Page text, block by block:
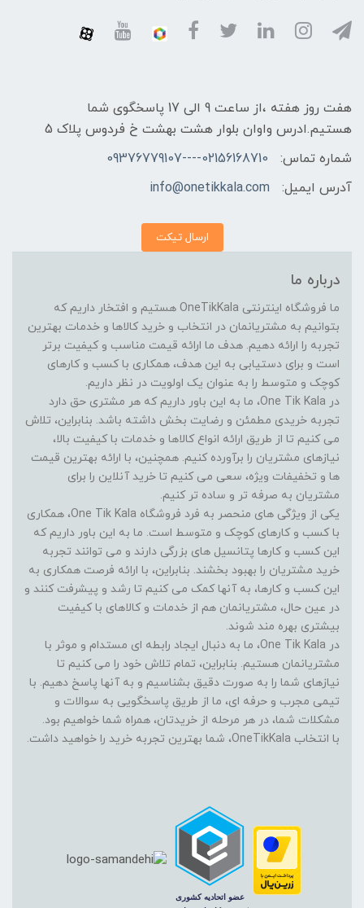
هفت روز هفته ،از ساعت 9 الی 17 پاسخگوی شما
هستیم.ادرس واوان بلوار هشت بهشت خ فردوس پلاک 5
شماره تماس:
02156168710----09376779107
آدرس ایمیل:
info@onetikkala.com
ارسال تیکت
درباره ما
ما فروشگاه اینترنتی OneTikKala هستیم و افتخار داریم که
بتوانیم به مشتریانمان در انتخاب و خرید کالاها و خدمات بهترین
تجربه را ارائه دهیم. هدف ما ارائه قیمت مناسب و کیفیت برتر
است و برای دستیابی به این هدف، همکاری با کسب و کارهای
کوچک و متوسط را به عنوان یک اولویت در نظر داریم.
در One Tik Kala، ما به این باور داریم که هر مشتری حق دارد
تجربه خریدی مطمئن و رضایت بخش داشته باشد. بنابراین، تلاش
می کنیم تا از طریق ارائه انواع کالاها و خدمات با کیفیت بالا،
نیازهای مشتریان را برآورده کنیم. همچنین، با ارائه بهترین قیمت
ها و تخفیفات ویژه، سعی می کنیم تا خرید آنلاین را برای
مشتریان به صرفه تر و ساده تر کنیم.
یکی از ویژگی های منحصر به فرد فروشگاه One Tik Kala، همکاری
با کسب و کارهای کوچک و متوسط است. ما به این باور داریم که
این کسب و کارها پتانسیل های بزرگی دارند و می توانند تجربه
خرید مشتریان را بهبود بخشند. بنابراین، با ارائه فرصت همکاری به
این کسب و کارها، به آنها کمک می کنیم تا رشد و پیشرفت کنند و
در عین حال، مشتریانمان هم از خدمات و کالاهای با کیفیت
بیشتری بهره مند شوند.
در One Tik Kala، ما به دنبال ایجاد رابطه ای مستدام و موثر با
مشتریانمان هستیم. بنابراین، تمام تلاش خود را می کنیم تا
نیازهای شما را به صورت دقیق بشناسیم و به آنها پاسخ دهیم. با
تیمی مجرب و حرفه ای، ما از طریق پاسخگویی به سوالات و
مشکلات شما، در هر مرحله از خریدتان، همراه شما خواهیم بود.
با انتخاب OneTikKala، شما بهترین تجربه خرید را خواهید داشت.